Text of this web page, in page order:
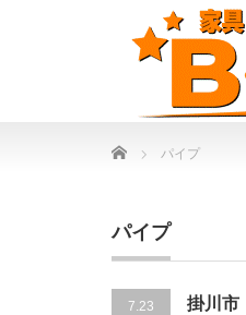
Home パイプ
パイプ
7.23
掛川